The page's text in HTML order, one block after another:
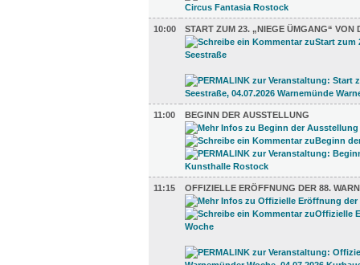
10:00 START ZUM 23. „NIEGE ÜMGANG“ VON
11:00 BEGINN DER AUSSTELLUNG
11:15 OFFIZIELLE ERÖFFNUNG DER 88.